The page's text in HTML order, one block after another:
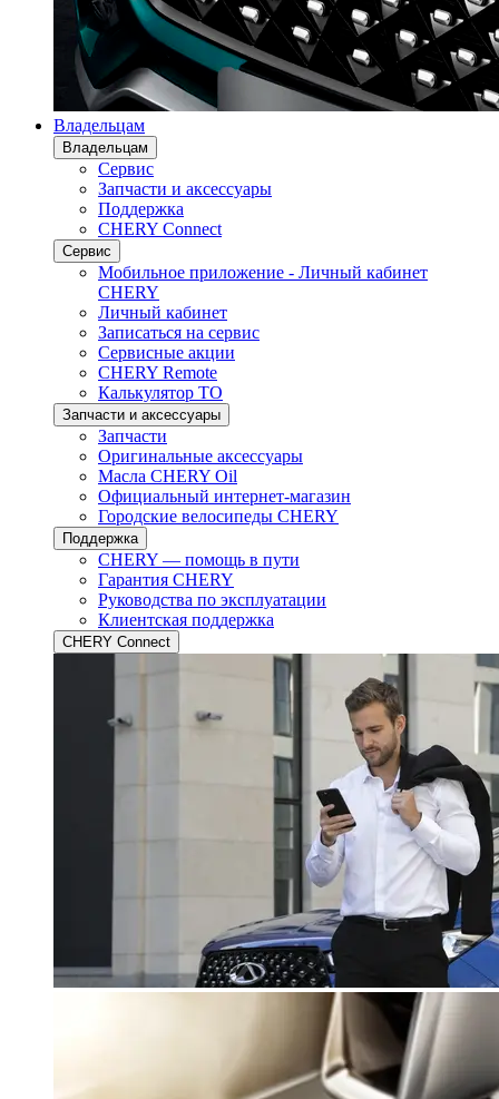
Владельцам
Владельцам
Сервис
Запчасти и аксессуары
Поддержка
CHERY Connect
Сервис
Мобильное приложение - Личный кабинет
CHERY
Личный кабинет
Записаться на сервис
Сервисные акции
CHERY Remote
Калькулятор ТО
Запчасти и аксессуары
Запчасти
Оригинальные аксессуары
Масла CHERY Oil
Официальный интернет-магазин
Городские велосипеды CHERY
Поддержка
CHERY — помощь в пути
Гарантия CHERY
Руководства по эксплуатации
Клиентская поддержка
CHERY Connect